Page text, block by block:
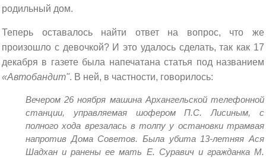
родильный дом.
Теперь оставалось найти ответ на вопрос, что же
произошло с девочкой? И это удалось сделать, так как 17
декабря в газете была напечатана статья под названием
«Автобандит". В ней, в частности, говорилось:
Вечером 26 ноября машина Архангельской телефонной
станции, управляемая шофером П.С. Лисиным, с
полного хода врезалась в толпу у остановки трамвая
напротив Дома Советов. Была убита 13-летняя Ася
Шадхан и ранены ее мать Е. Суравич и гражданка М.